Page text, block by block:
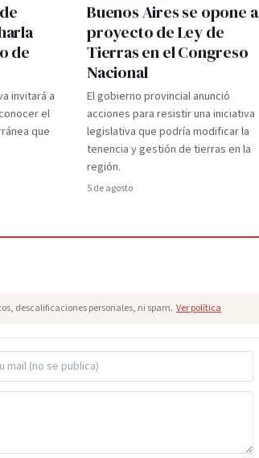
de
invitará a
el
que
Buenos Aires se opone a
proyecto de Ley de
Tierras en el Congreso
Nacional
El gobierno provincial anunció
acciones para resistir una iniciativa
legislativa que podría modificar la
tenencia y gestión de tierras en la
región.
5 de agosto
descalificaciones personales, ni spam. Ver política